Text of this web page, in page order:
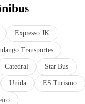
Expresso JK
Transportes
Catedral Star Bus
Unida ES Turismo